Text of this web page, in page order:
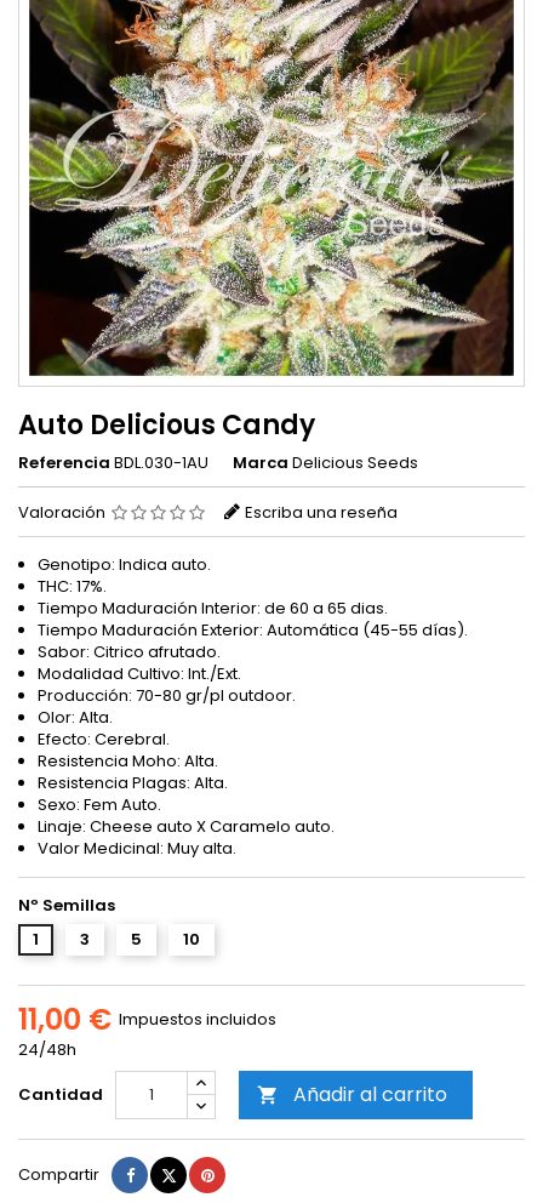
Auto Delicious Candy
Referencia BDL.030-1AU Marca Delicious Seeds
Valoración Escriba una reseña
Genotipo: Indica auto.
THC: 17%.
Tiempo Maduración Interior: de 60 a 65 dias.
Tiempo Maduración Exterior: Automática (45-55 días).
Sabor: Citrico afrutado.
Modalidad Cultivo: Int./Ext.
Producción: 70-80 gr/pl outdoor.
Olor: Alta.
Efecto: Cerebral.
Resistencia Moho: Alta.
Resistencia Plagas: Alta.
Sexo: Fem Auto.
Linaje: Cheese auto X Caramelo auto.
Valor Medicinal: Muy alta.
Nº Semillas
1
3 5 10
11,00 € Impuestos incluidos
24/48h
Cantidad
 Añadir al carrito
Compartir Compartir
TuitearPinterest